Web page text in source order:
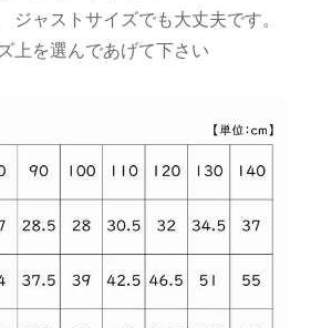
ャストサイズでも大丈夫です。
上を選んであげて下さい